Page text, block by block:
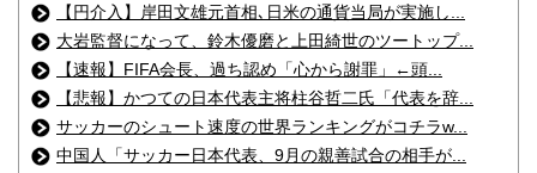
【円介入】岸田文雄元首相､日米の通貨当局が実施し...
大岩監督になって、鈴木優磨と上田綺世のツートップ...
【速報】FIFA会長、過ち認め「心から謝罪」←頭...
【悲報】かつての日本代表主将柱谷哲二氏「代表を辞...
サッカーのシュート速度の世界ランキングがコチラw...
中国人「サッカー日本代表、9月の親善試合の相手が...